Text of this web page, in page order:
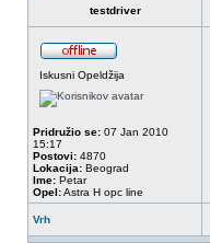
testdriver
Iskusni Opeldžija
Pridružio se: 07 Jan 2010
15:17
Postovi: 4870
Lokacija: Beograd
Ime: Petar
Opel:Astra H opc line
Vrh